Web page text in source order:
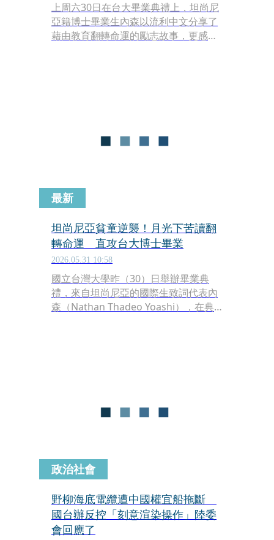
上周六30日在台大畢業典禮上，坦尚尼
亞籍博士畢業生內森以流利中文分享了
藉由教育翻轉命運的勵志故事，更感性
最新
坦尚尼亞貧童逆襲！月光下苦讀翻
轉命運 直攻台大博士畢業
2026.05.31 10:58
國立台灣大學昨（30）日舉辦畢業典
禮，來自坦尚尼亞的國際生致詞代表內
森（Nathan Thadeo Yoashi），在典
政治社會
野柳海底電纜遭中國權宜船拖斷
國台辦反控「刻意渲染操作」陸委
會回應了